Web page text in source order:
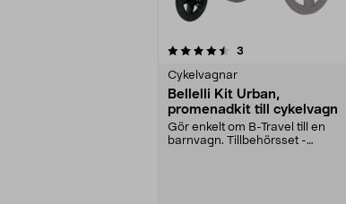
3
Cykelvagnar
Bellelli Kit Urban,
promenadkit till cykelvagn
Gör enkelt om B-Travel till en
barnvagn. Tillbehörsset -
0.0 av 5 stjärnor